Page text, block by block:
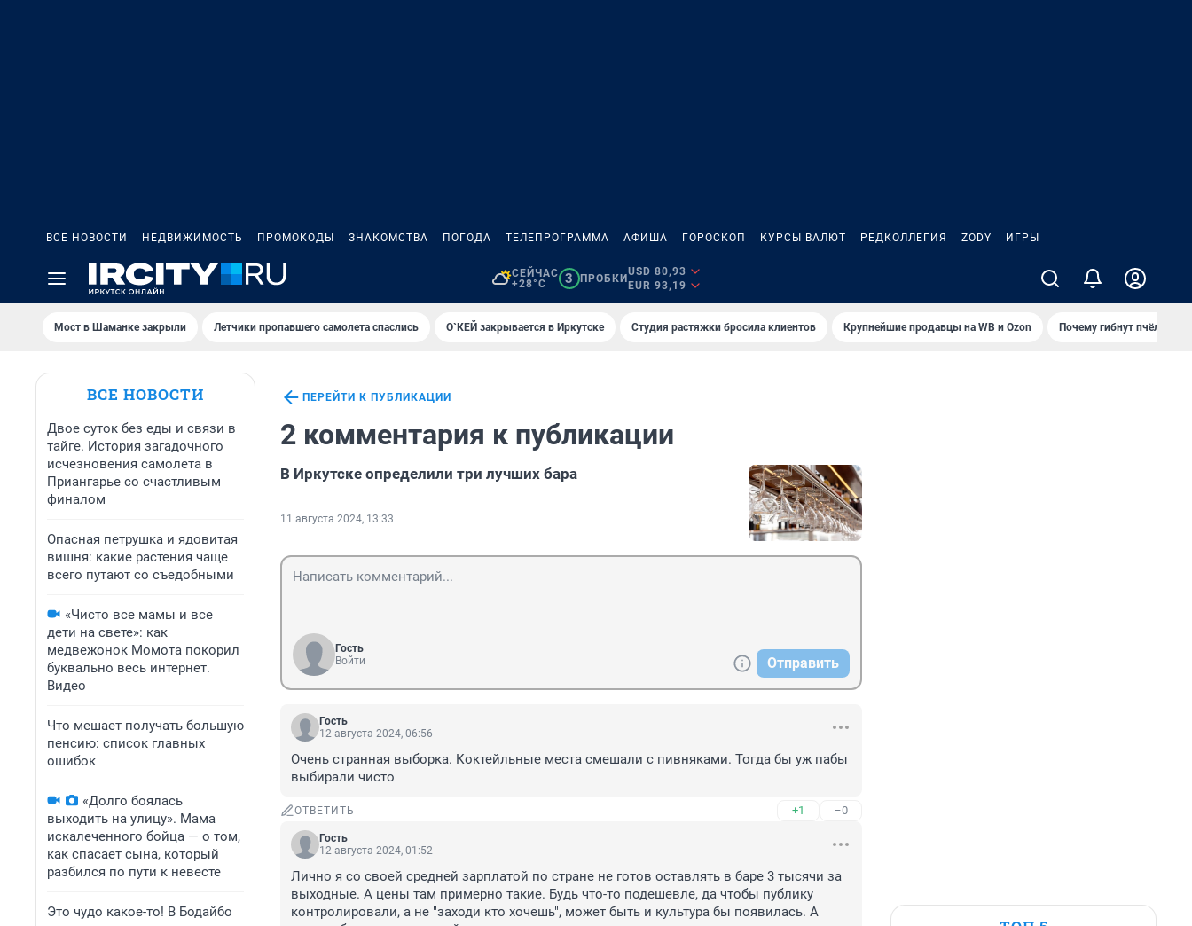
ВСЕ НОВОСТИ НЕДВИЖИМОСТЬ ПРОМОКОДЫ ЗНАКОМСТВА ПОГОДА ТЕЛЕПРОГРАММА АФИША ГОРОСКОП КУРСЫ ВАЛЮТ РЕДКОЛЛЕГИЯ ZODY ИГРЫ
СЕЙЧАС
+28°C
3 ПРОБКИ
USD 80,93
EUR 93,19
Мост в Шаманке закрыли Летчики пропавшего самолета спаслись О`КЕЙ закрывается в Иркутске Студия растяжки бросила клиентов Крупнейшие продавцы на WB и Ozon Почему гибнут пчёлы?
ВСЕ НОВОСТИ
Двое суток без еды и связи в
тайге. История загадочного
исчезновения самолета в
Приангарье со счастливым
финалом
Опасная петрушка и ядовитая
вишня: какие растения чаще
всего путают со съедобными
«Чисто все мамы и все
дети на свете»: как
медвежонок Момота покорил
буквально весь интернет.
Видео
Что мешает получать большую
пенсию: список главных
ошибок
«Долго боялась
выходить на улицу». Мама
искалеченного бойца — о том,
как спасает сына, который
разбился по пути к невесте
Это чудо какое-то! В Бодайбо
ПЕРЕЙТИ К ПУБЛИКАЦИИ
2 комментария к публикации
В Иркутске определили три лучших бара
11 августа 2024, 13:33
Гость
Войти
Отправить
Гость
12 августа 2024, 06:56
Очень странная выборка. Коктейльные места смешали с пивняками. Тогда бы уж пабы
выбирали чисто
ОТВЕТИТЬ +1 –0
Гость
12 августа 2024, 01:52
Лично я со своей средней зарплатой по стране не готов оставлять в баре 3 тысячи за
выходные. А цены там примерно такие. Будь что-то подешевле, да чтобы публику
контролировали, а не "заходи кто хочешь", может быть и культура бы появилась. А